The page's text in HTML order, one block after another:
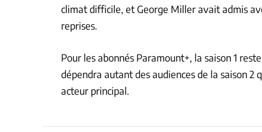
climat difficile, et George Miller avait admis
reprises.
Pour les abonnés Paramount+, la saison 1
dépendra autant des audiences de la saison
acteur principal.